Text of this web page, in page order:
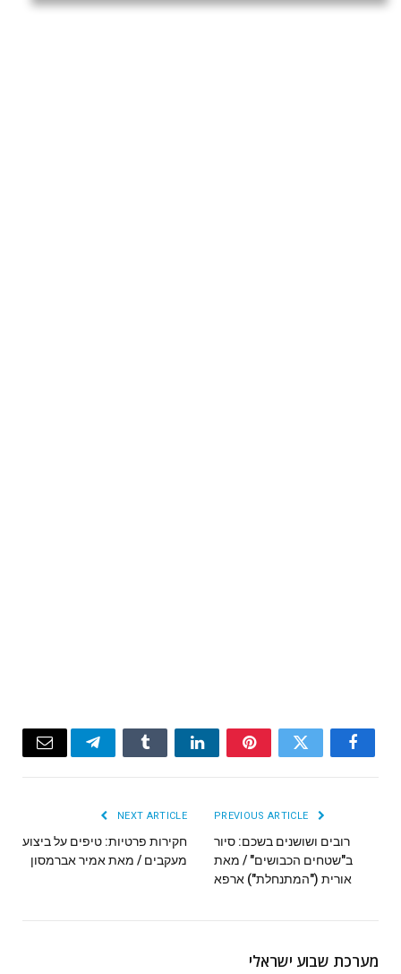
Facebook
Twitter
Pinterest
LinkedIn
Tumblr
Telegram
Email
רובים ושושנים בשכם: סיור
ב"שטחים הכבושים" / מאת
אורית ("המתנחלת") ארפא
NEXT ARTICLE
חקירות פרטיות: טיפים על ביצוע
מעקבים / מאת אמיר אברמסון
מערכת שבוע ישראלי